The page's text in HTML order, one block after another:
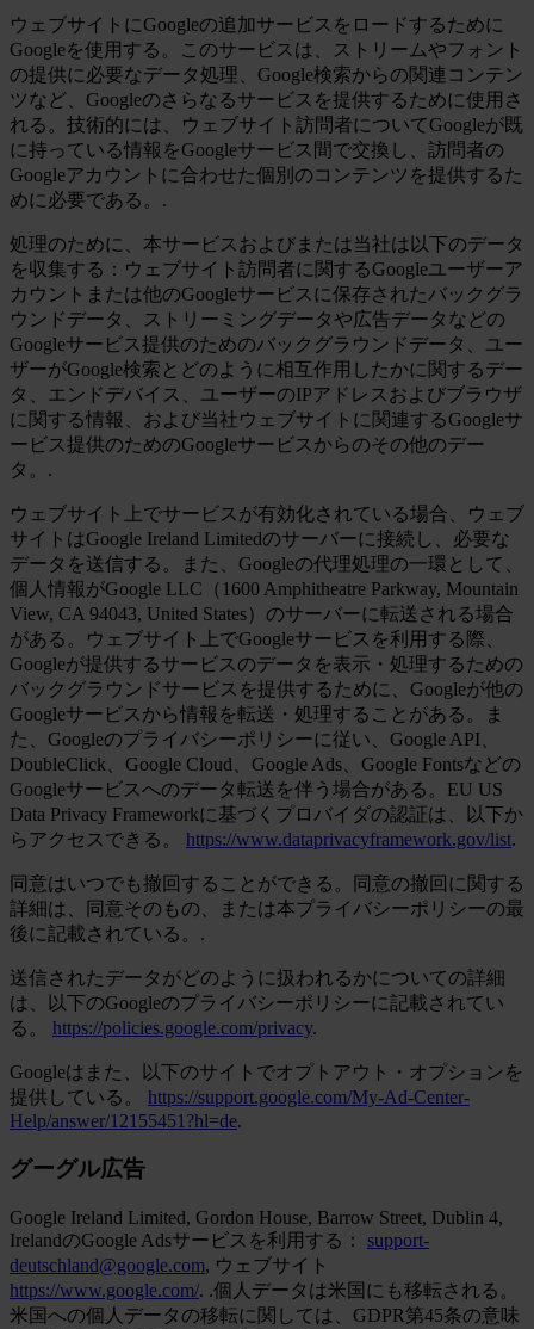
ウェブサイトにGoogleの追加サービスをロードするために
Googleを使用する。このサービスは、ストリームやフォント
の提供に必要なデータ処理、Google検索からの関連コンテン
ツなど、Googleのさらなるサービスを提供するために使用さ
れる。技術的には、ウェブサイト訪問者についてGoogleが既
に持っている情報をGoogleサービス間で交換し、訪問者の
Googleアカウントに合わせた個別のコンテンツを提供するた
めに必要である。.
処理のために、本サービスおよびまたは当社は以下のデータ
を収集する：ウェブサイト訪問者に関するGoogleユーザーア
カウントまたは他のGoogleサービスに保存されたバックグラ
ウンドデータ、ストリーミングデータや広告データなどの
Googleサービス提供のためのバックグラウンドデータ、ユー
ザーがGoogle検索とどのように相互作用したかに関するデー
タ、エンドデバイス、ユーザーのIPアドレスおよびブラウザ
に関する情報、および当社ウェブサイトに関連するGoogleサ
ービス提供のためのGoogleサービスからのその他のデー
タ。.
ウェブサイト上でサービスが有効化されている場合、ウェブ
サイトはGoogle Ireland Limitedのサーバーに接続し、必要な
データを送信する。また、Googleの代理処理の一環として、
個人情報がGoogle LLC（1600 Amphitheatre Parkway, Mountain
View, CA 94043, United States）のサーバーに転送される場合
がある。ウェブサイト上でGoogleサービスを利用する際、
Googleが提供するサービスのデータを表示・処理するための
バックグラウンドサービスを提供するために、Googleが他の
Googleサービスから情報を転送・処理することがある。ま
た、Googleのプライバシーポリシーに従い、Google API、
DoubleClick、Google Cloud、Google Ads、Google Fontsなどの
Googleサービスへのデータ転送を伴う場合がある。EU US
Data Privacy Frameworkに基づくプロバイダの認証は、以下か
らアクセスできる。 https://www.dataprivacyframework.gov/list.
同意はいつでも撤回することができる。同意の撤回に関する
詳細は、同意そのもの、または本プライバシーポリシーの最
後に記載されている。.
送信されたデータがどのように扱われるかについての詳細
は、以下のGoogleのプライバシーポリシーに記載されてい
る。 https://policies.google.com/privacy.
Googleはまた、以下のサイトでオプトアウト・オプションを
提供している。 https://support.google.com/My-Ad-Center-
Help/answer/12155451?hl=de.
グーグル広告
Google Ireland Limited, Gordon House, Barrow Street, Dublin 4,
IrelandのGoogle Adsサービスを利用する： support-
deutschland@google.com, ウェブサイト
https://www.google.com/. .個人データは米国にも移転される。
米国への個人データの移転に関しては、GDPR第45条の意味